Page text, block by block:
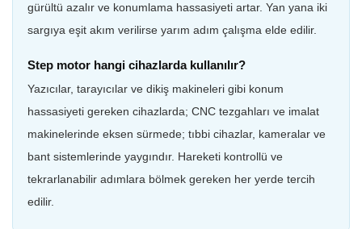
gürültü azalır ve konumlama hassasiyeti artar. Yan yana iki
sargıya eşit akım verilirse yarım adım çalışma elde edilir.
Step motor hangi cihazlarda kullanılır?
Yazıcılar, tarayıcılar ve dikiş makineleri gibi konum
hassasiyeti gereken cihazlarda; CNC tezgahları ve imalat
makinelerinde eksen sürmede; tıbbi cihazlar, kameralar ve
bant sistemlerinde yaygındır. Hareketi kontrollü ve
tekrarlanabilir adımlara bölmek gereken her yerde tercih
edilir.